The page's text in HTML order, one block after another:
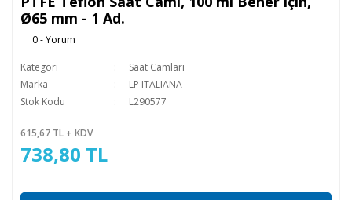
Ø65 mm - 1 Ad.
0 - Yorum
Kategori
Saat Camları
Marka
LP ITALIANA
Stok Kodu
L290577
615,67 TL + KDV
738,80 TL